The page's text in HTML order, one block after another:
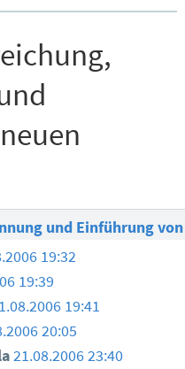
und Einführung
19:32
19:39
19:41
20:05
21.08.2006 23:40